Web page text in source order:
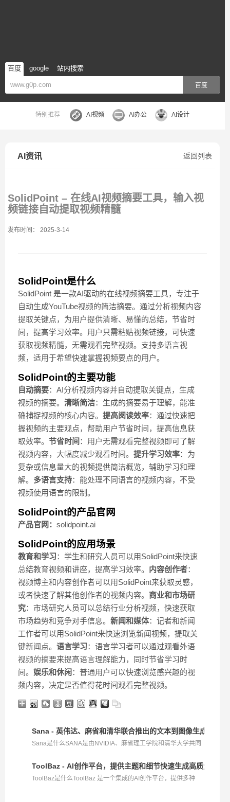
百度 google 站内搜索
百度
特别推荐 AI视频 AI办公 AI设计
返回列表
AI资讯
SolidPoint – 在线AI视频摘要工具，输入视
频链接自动提取视频精髓
发布时间： 2025-3-14
SolidPoint是什么
SolidPoint 是一款AI驱动的在线视频摘要工具，专注于
自动生成YouTube视频的简洁摘要。通过分析视频内容
提取关键点，为用户提供清晰、易懂的总结，节省时
间，提高学习效率。用户只需粘贴视频链接，可快速
获取视频精髓，无需观看完整视频。支持多语言视
频，适用于希望快速掌握视频要点的用户。
SolidPoint的主要功能
自动摘要：AI分析视频内容并自动提取关键点，生成
视频的摘要。 清晰简洁：生成的摘要易于理解，能准
确捕捉视频的核心内容。 提高阅读效率：通过快速把
握视频的主要观点，帮助用户节省时间，提高信息获
取效率。 节省时间 ：用户无需观看完整视频即可了解
视频内容，大幅度减少观看时间。 提升学习效率：为
复杂或信息量大的视频提供简洁概览，辅助学习和理
解。 多语言支持：能处理不同语言的视频内容，不受
视频使用语言的限制。
SolidPoint的产品官网
产品官网： solidpoint.ai
SolidPoint的应用场景
教育和学习：学生和研究人员可以用SolidPoint来快速
总结教育视频和讲座，提高学习效率。 内容创作者：
视频博主和内容创作者可以用SolidPoint来获取灵感，
或者快速了解其他创作者的视频内容。 商业和市场研
究：市场研究人员可以总结行业分析视频，快速获取
市场趋势和竞争对手信息。 新闻和媒体：记者和新闻
工作者可以用SolidPoint来快速浏览新闻视频，提取关
键新闻点。 语言学习：语言学习者可以通过观看外语
视频的摘要来提高语言理解能力，同时节省学习时
间。 娱乐和休闲 ：普通用户可以快速浏览感兴趣的视
频内容，决定是否值得花时间观看完整视频。
Sana - 英伟达、麻省和清华联合推出的文本到图像生成框架
Sana是什么SANA是由NVIDIA、麻省理工学院和清华大学共同
ToolBaz - AI创作平台，提供主题和细节快速生成高质量内容
ToolBaz是什么ToolBaz 是一个集成的AI创作平台，提供多种